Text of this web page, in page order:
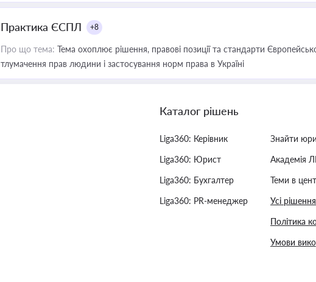
Практика ЄСПЛ +8
Про що тема: Тема охоплює рішення, правові позиції та стандарти
тлумачення прав людини і застосування норм права в Україні
Каталог рішень
Liga360: Керівник
Liga360: Юрист
Liga360: Бухгалтер
Liga360: PR-менеджер
Знайти
Академія
Теми в
Усі
Політика
Умови